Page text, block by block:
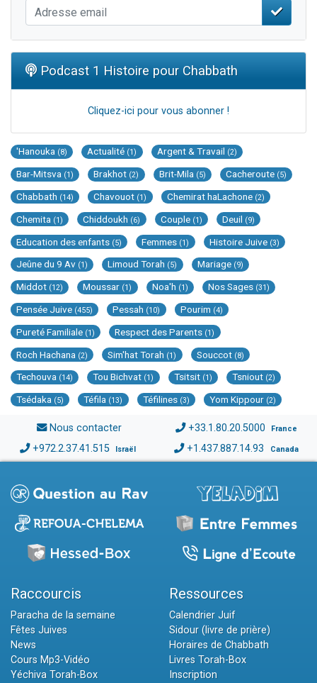
Podcast 1 Histoire pour Chabbath
Cliquez-ici pour vous abonner !
'Hanouka (8) Actualité (1) Argent & Travail (2)
Bar-Mitsva (1) Brakhot (2) Brit-Mila (5) Cacheroute (5)
Chabbath (14) Chavouot (1) Chemirat haLachone (2)
Chemita (1) Chiddoukh (6) Couple (1) Deuil (9)
Education des enfants (5) Femmes (1) Histoire Juive (3)
Jeûne du 9 Av (1) Limoud Torah (5) Mariage (9)
Middot (12) Moussar (1) Noa'h (1) Nos Sages (31)
Pensée Juive (455) Pessah (10) Pourim (4)
Pureté Familiale (1) Respect des Parents (1)
Roch Hachana (2) Sim'hat Torah (1) Souccot (8)
Techouva (14) Tou Bichvat (1) Tsitsit (1) Tsniout (2)
Tsédaka (5) Téfila (13) Téfilines (3) Yom Kippour (2)
Nous contacter +33.1.80.20.5000 France
+972.2.37.41.515 Israël +1.437.887.14.93 Canada
Raccourcis
Paracha de la semaine
Fêtes Juives
News
Cours Mp3-Vidéo
Yéchiva Torah-Box
Ressources
Calendrier Juif
Sidour (livre de prière)
Horaires de Chabbath
Livres Torah-Box
Inscription